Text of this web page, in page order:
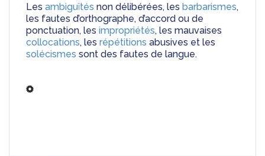
Les ambiguïtés non délibérées, les barbarismes,
les fautes d’orthographe, d’accord ou de
ponctuation, les impropriétés
collocations, les répétitions
solécismes sont des fautes de langue.